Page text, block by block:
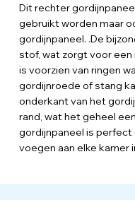
Dit rechter
gebruikt worden maar
gordijnpaneel. .De
stof, wat zorgt voor een
is voorzien van ringen
gordijnroede of stang
onderkant van het
rand, wat het geheel
gordijnpaneel is
voegen aan elke kamer